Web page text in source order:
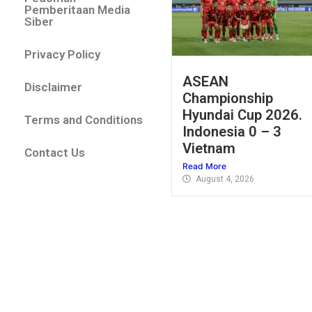
Pemberitaan Media
Siber
Privacy Policy
Disclaimer
Terms and Conditions
Contact Us
ASEAN
Championship
Hyundai Cup 2026.
Indonesia 0 – 3
Vietnam
Read More
August 4, 2026